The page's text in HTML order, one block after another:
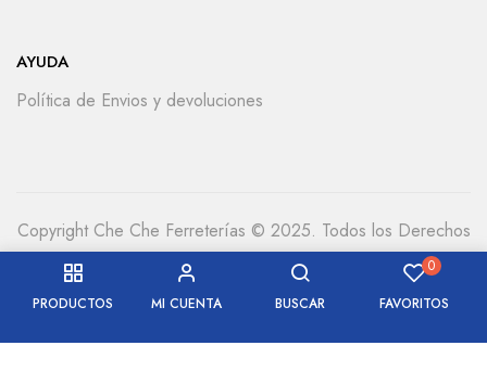
PRODUCTOS MI CUENTA BUSCAR
0
FAVORITOS
AYUDA
Política de Envios y devoluciones
Copyright Che Che Ferreterías © 2025. Todos los Derechos
Reservados